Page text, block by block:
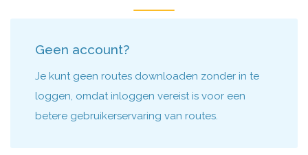
Geen account?
Je kunt geen routes downloaden zonder in te
loggen, omdat inloggen vereist is voor een
betere gebruikerservaring van routes.